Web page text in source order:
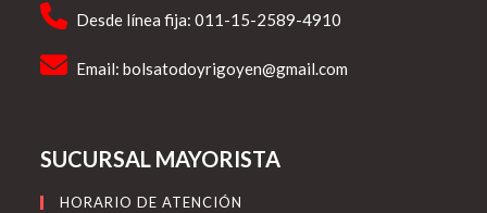
Desde línea fija: 011-15-2589-4910
Email:bolsatodoyrigoyen@gmail.com
SUCURSAL MAYORISTA
HORARIO DE ATENCIÓN